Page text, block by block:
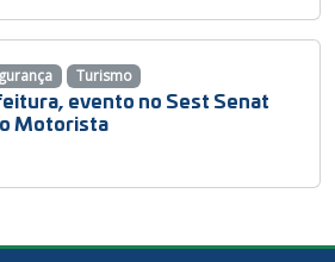
evento no Sest Senat
Motorista
Turismo